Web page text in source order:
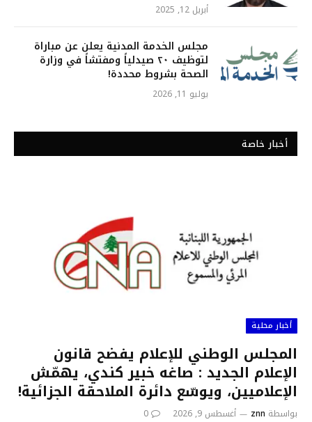
أبريل 12, 2025
مجلس الخدمة المدنية يعلن عن مباراة
لتوظيف ٢٠ صيدلياً ومفتشاً في وزارة
الصحة بشروط محددة!
يوليو 11, 2026
أخبار خاصة
أخبار محلية
المجلس الوطني للإعلام يفضح قانون
الإعلام الجديد : صاغه خبير كندي، يهمّش
الإعلاميين، ويوسّع دائرة الملاحقة الجزائية!
بواسطة znn أغسطس 9, 2026 0